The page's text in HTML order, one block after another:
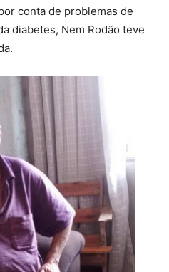
conta de problemas de
diabetes, Nem Rodão teve